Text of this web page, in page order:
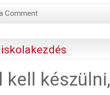
Comment
kell